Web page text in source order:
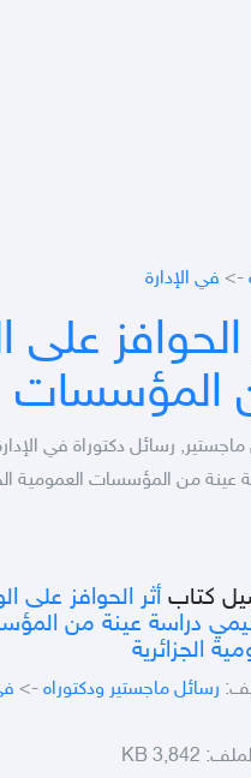
-> في الإدارة
الحوافز
عينة من المؤسسات العمومية
كتاب أثر الحوافز على
دراسة عينة من
الجزائرية
رسائل ماجستير ودكتوراه ->
3,842 KB